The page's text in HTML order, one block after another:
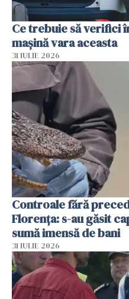
Ce trebuie să verifici
mașină vara aceasta
31 IULIE 2026
Controale fără
Florența: s-au găsit
sumă imensă de bani
31 IULIE 2026